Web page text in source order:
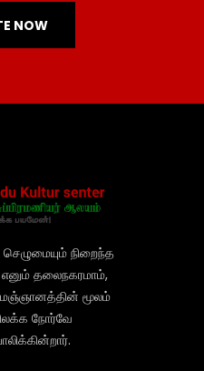
NOW
நிறைந்த
தலைநகரமாம்,
மூலம்
நோர்வே